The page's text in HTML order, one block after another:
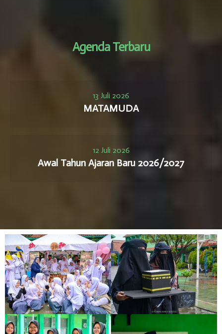
Agenda Terbaru
13 Juli 2026
MATAMUDA
12 Juli 2026
Awal Tahun Ajaran Baru 2026/2027